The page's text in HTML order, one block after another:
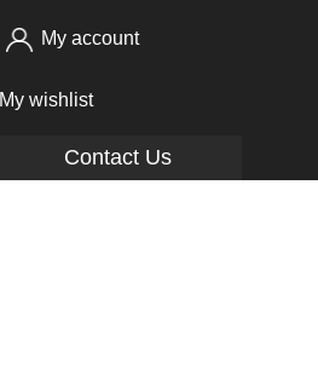
My account
My wishlist
Contact Us